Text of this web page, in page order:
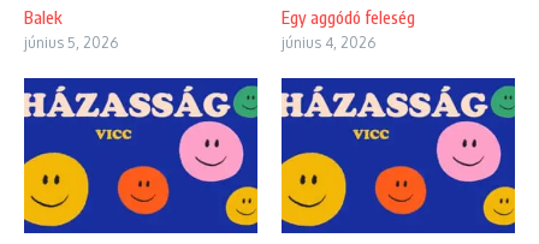
Balek
június 5, 2026
Egy aggódó feleség
június 4, 2026